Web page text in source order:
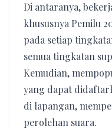
Di antaranya,
khususnya Pemilu
pada setiap
semua tingkatan
Kemudian,
yang dapat
di lapangan,
perolehan suara.